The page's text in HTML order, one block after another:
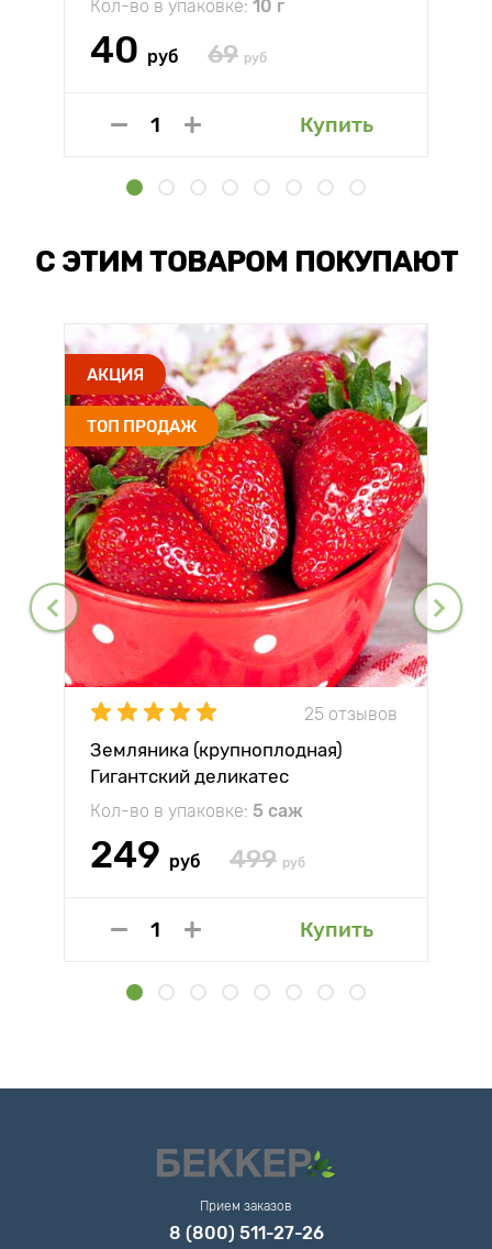
Кол-во в упаковке: 10 г
40 руб 69 руб
Купить
С ЭТИМ ТОВАРОМ ПОКУПАЮТ
АКЦИЯ
ТОП ПРОДАЖ
25 отзывов
Земляника (крупноплодная)
Гигантский деликатес
Кол-во в упаковке: 5 саж
249 руб 499 руб
Купить
Прием заказов
8 (800) 511-27-26